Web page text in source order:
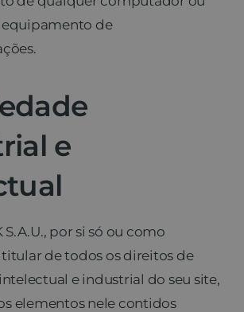
de
e
S.A.U., por si só ou como
titular de todos os direitos de
e industrial do seu site,
elementos nele contidos